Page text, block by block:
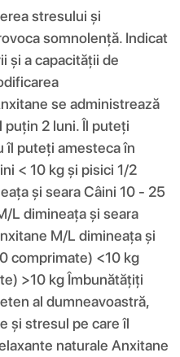
stresului și
somnolență. Indicat
și a capacității de
se administrează
puțin 2 luni. Îl puteți
îl puteți amesteca în
< 10 kg și pisici 1/2
și seara Câini 10 - 25
L dimineața și seara
M/L dimineața și
comprimate) <10 kg
>10 kg Îmbunătățiți
al dumneavoastră,
și stresul pe care îl
naturale Anxitane